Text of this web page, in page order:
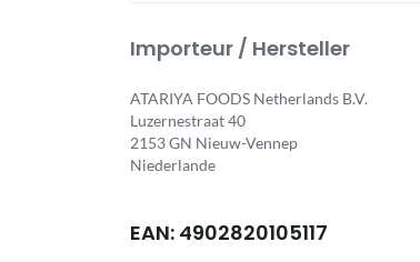
Importeur / Hersteller
ATARIYA FOODS Netherlands B.V.
Luzernestraat 40
2153 GN Nieuw-Vennep
Niederlande
EAN: 4902820105117